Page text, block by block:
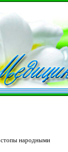
стопы народными